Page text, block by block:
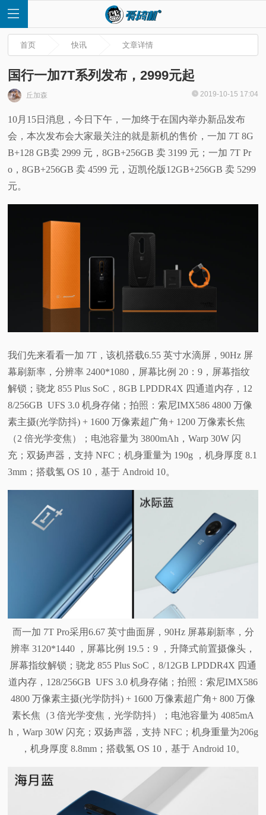
页
快
普
体
验
首页 快讯 文章详情
国行一加7T系列发布，2999元起
丘加森 2019-10-15 17:04
10月15日消息，今日下午，一加终于在国内举办新品发布
会，本次发布会大家最关注的就是新机的售价，一加 7T 8G
B+128 GB卖 2999 元，8GB+256GB 卖 3199 元；一加 7T Pr
o，8GB+256GB 卖 4599 元，迈凯伦版12GB+256GB 卖 5299
元。
我们先来看看一加 7T，该机搭载6.55 英寸水滴屏，90Hz 屏
幕刷新率，分辨率 2400*1080，屏幕比例 20：9，屏幕指纹
解锁；骁龙 855 Plus SoC，8GB LPDDR4X 四通道内存，12
8/256GB UFS 3.0 机身存储；拍照：索尼IMX586 4800 万像
素主摄(光学防抖) + 1600 万像素超广角+ 1200 万像素长焦
（2 倍光学变焦）；电池容量为 3800mAh，Warp 30W 闪
充；双扬声器，支持 NFC；机身重量为 190g ，机身厚度 8.1
3mm；搭载氢 OS 10，基于 Android 10。
而一加 7T Pro采用6.67 英寸曲面屏，90Hz 屏幕刷新率，分
辨率 3120*1440 ，屏幕比例 19.5：9 ，升降式前置摄像头，
屏幕指纹解锁；骁龙 855 Plus SoC，8/12GB LPDDR4X 四通
道内存，128/256GB UFS 3.0 机身存储；拍照：索尼IMX586
4800 万像素主摄(光学防抖) + 1600 万像素超广角+ 800 万像
素长焦（3 倍光学变焦，光学防抖）；电池容量为 4085mA
h，Warp 30W 闪充；双扬声器，支持 NFC；机身重量为206g
，机身厚度 8.8mm；搭载氢 OS 10，基于 Android 10。